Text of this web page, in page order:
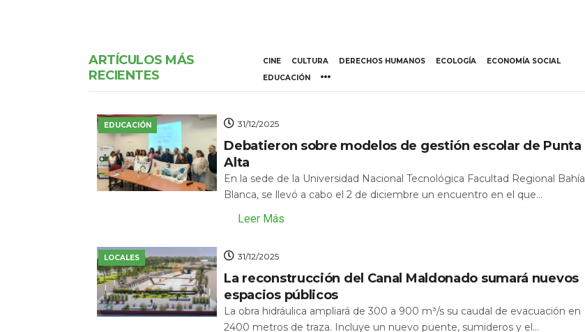
ARTÍCULOS MÁS
RECIENTES
CINE CULTURA DERECHOS HUMANOS ECOLOGÍA
ECONOMÍA SOCIAL
EDUCACIÓN
EDUCACIÓN 31/12/2025
Debatieron sobre modelos de gestión escolar de Punta
Alta
En la sede de la Universidad Nacional Tecnológica Facultad Regional Bahía
Blanca, se llevó a cabo el 2 de diciembre un encuentro en el que...
Leer Más
LOCALES 31/12/2025
La reconstrucción del Canal Maldonado sumará nuevos
espacios públicos
La obra hidráulica ampliará de 300 a 900 m³/s su caudal de evacuación en
2400 metros de traza. Incluye un nuevo puente, sumideros y el...